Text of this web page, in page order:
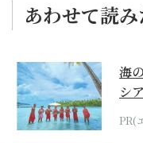
あわせて読
海
シ
ら
PR(